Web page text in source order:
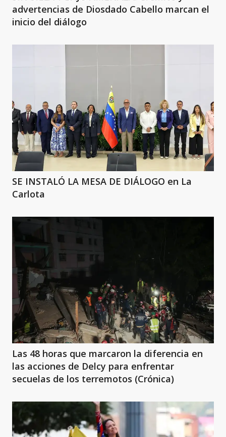
advertencias de Diosdado Cabello marcan el
inicio del diálogo
SE INSTALÓ LA MESA DE DIÁLOGO en La
Carlota
Las 48 horas que marcaron la diferencia en
las acciones de Delcy para enfrentar
secuelas de los terremotos (Crónica)